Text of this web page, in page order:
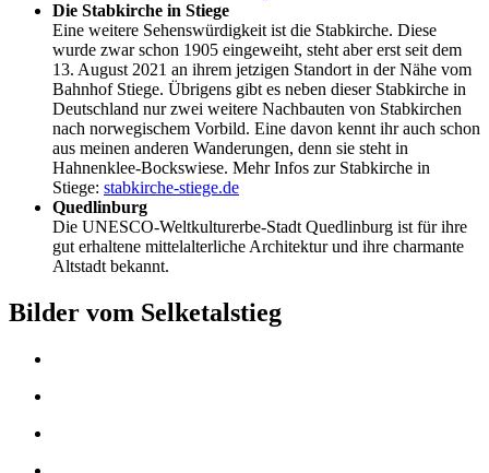
Die Stabkirche in Stiege
Eine weitere Sehenswürdigkeit ist die Stabkirche. Diese
wurde zwar schon 1905 eingeweiht, steht aber erst seit dem
13. August 2021 an ihrem jetzigen Standort in der Nähe vom
Bahnhof Stiege. Übrigens gibt es neben dieser Stabkirche in
Deutschland nur zwei weitere Nachbauten von Stabkirchen
nach norwegischem Vorbild. Eine davon kennt ihr auch schon
aus meinen anderen Wanderungen, denn sie steht in
Hahnenklee-Bockswiese. Mehr Infos zur Stabkirche in
Stiege: stabkirche-stiege.de
Quedlinburg
Die UNESCO-Weltkulturerbe-Stadt Quedlinburg ist für ihre
gut erhaltene mittelalterliche Architektur und ihre charmante
Altstadt bekannt.
Bilder vom Selketalstieg